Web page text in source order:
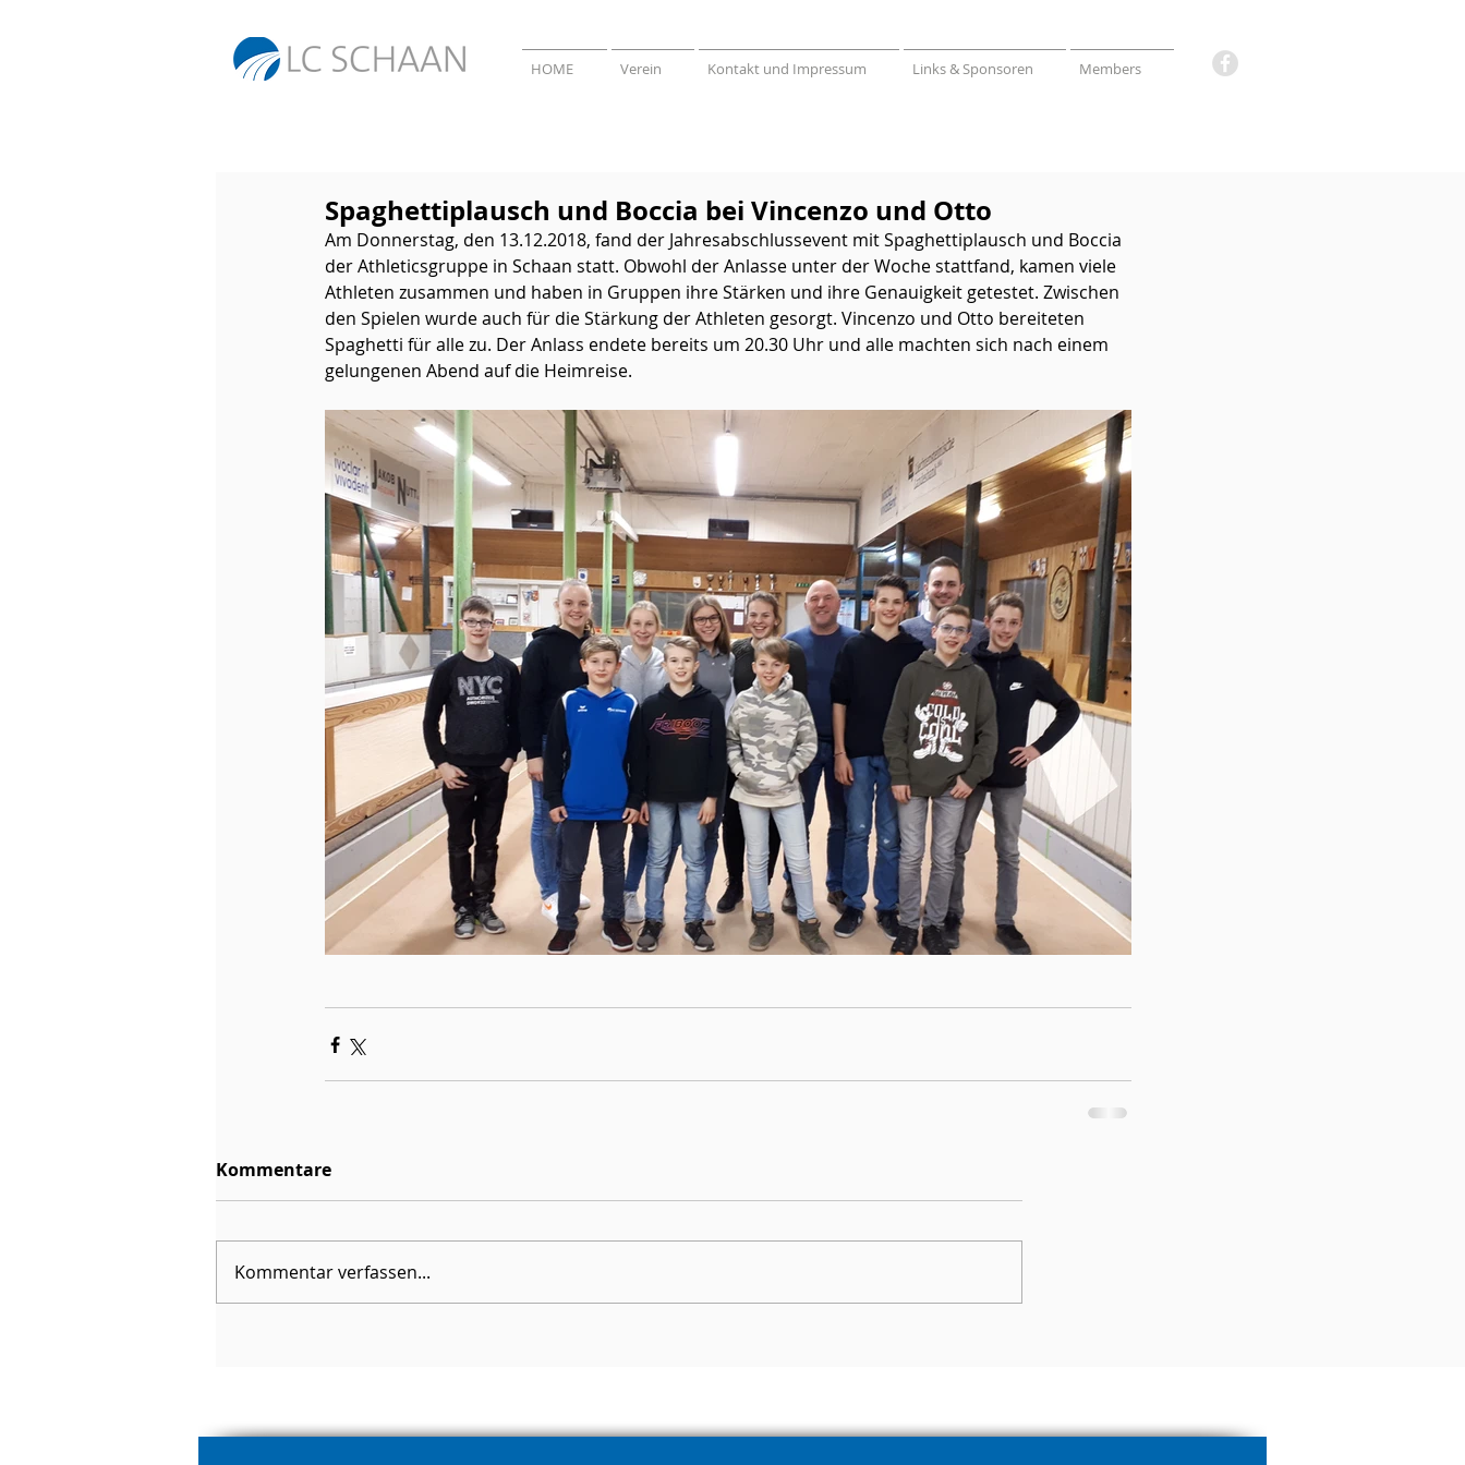
HOME Verein Kontakt und Impressum Links & Sponsoren Members
Spaghettiplausch und Boccia bei Vincenzo und Otto
Am Donnerstag, den 13.12.2018, fand der Jahresabschlussevent mit Spaghettiplausch und Boccia
der Athleticsgruppe in Schaan statt. Obwohl der Anlasse unter der Woche stattfand, kamen viele
Athleten zusammen und haben in Gruppen ihre Stärken und ihre Genauigkeit getestet. Zwischen
den Spielen wurde auch für die Stärkung der Athleten gesorgt. Vincenzo und Otto bereiteten
Spaghetti für alle zu. Der Anlass endete bereits um 20.30 Uhr und alle machten sich nach einem
gelungenen Abend auf die Heimreise.
Kommentare
Kommentar verfassen...